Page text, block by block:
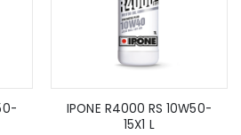
IPONE R4000 RS 10W50-
15X1 L